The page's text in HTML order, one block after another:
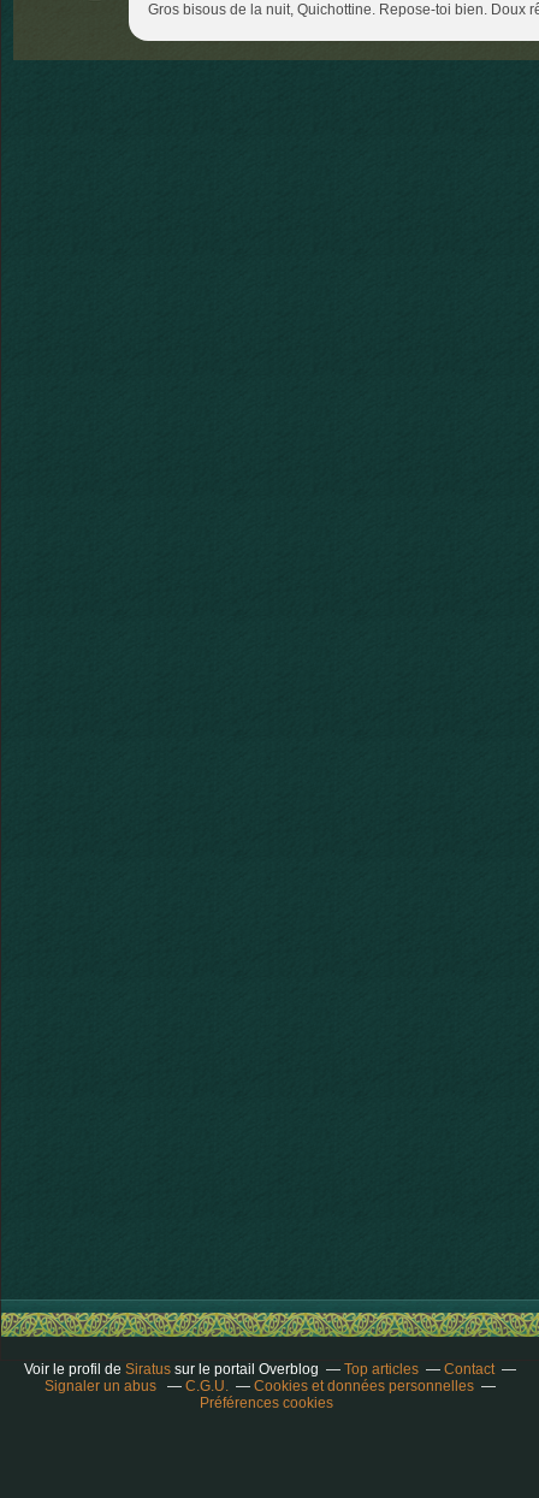
Gros bisous de la nuit, Quichottine. Repose-toi bien. Doux
Voir le profil de Siratussur le portail Overblog Top articles
Contact
Signaler un abus
C.G.U.
Cookies et données personnelles
Préférences cookies